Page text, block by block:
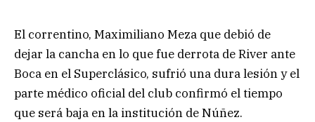
El correntino, Maximiliano Meza que debió de
dejar la cancha en lo que fue derrota de River ante
Boca en el Superclásico, sufrió una dura lesión y el
parte médico oficial del club confirmó el tiempo
que será baja en la institución de Núñez.